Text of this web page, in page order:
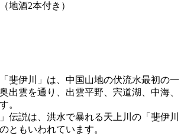
地酒2本付き）
斐伊川」は、中国山地の伏流水最初の一
出雲を通り、出雲平野、宍道湖、中海、
。
伝説は、洪水で暴れる天上川の「斐伊川
ともいわれています。